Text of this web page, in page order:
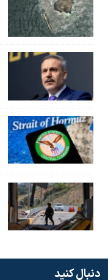
دنبال کنید